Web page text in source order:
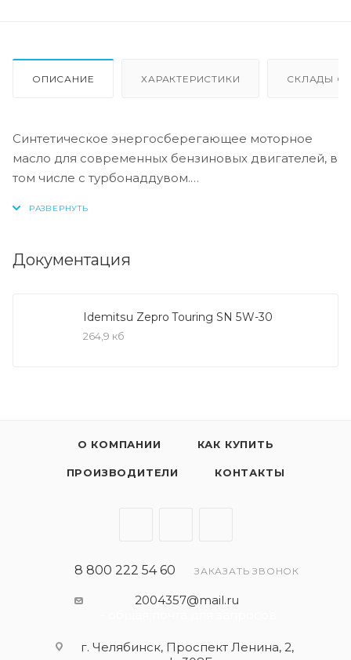
ОПИСАНИЕ ХАРАКТЕРИСТИКИ СКЛАДЫ
Синтетическое энергосберегающее моторное
масло для современных бензиновых двигателей, в
том числе с турбонаддувом.
Ltd, благодаря чему обладает превосходными
Обеспечивает надёжную защиту современных
двигателей легковых автомобилей,
Документация
Idemitsu Zepro Touring SN 5W-30
264,9 кб
О КОМПАНИИ КАК КУПИТЬ
ПРОИЗВОДИТЕЛИ КОНТАКТЫ
8 800 222 54 60 ЗАКАЗАТЬ ЗВОНОК
2004357@mail.ru
г. Челябинск, Проспект Ленина, 2,